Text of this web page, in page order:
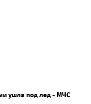
ушла под лед - МЧС